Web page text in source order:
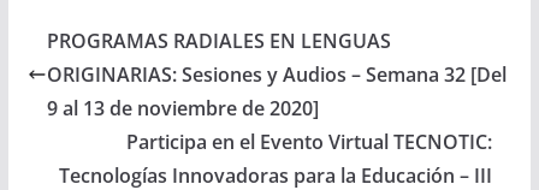
PROGRAMAS RADIALES EN LENGUAS
ORIGINARIAS: Sesiones y Audios – Semana 32 [Del
9 al 13 de noviembre de 2020]
Participa en el Evento Virtual TECNOTIC:
Tecnologías Innovadoras para la Educación – III